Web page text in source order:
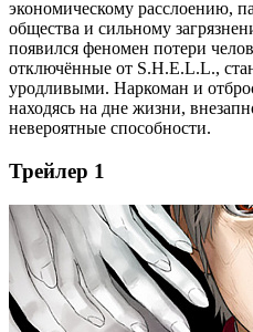
экономическому расслоению,
общества и сильному
появился феномен потери
отключённые от S.H.E.L.L.,
уродливыми. Наркоман и
находясь на дне жизни,
невероятные способности.
Трейлер 1